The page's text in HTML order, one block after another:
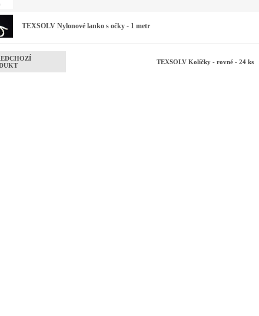
TEXSOLV Nylonové lanko s očky - 1 metr
TEXSOLV Kolíčky - rovné - 24 ks